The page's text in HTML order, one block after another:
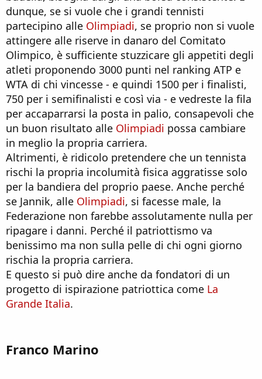
dunque, se si vuole che i grandi tennisti
partecipino alle Olimpiadi, se proprio non si vuole
attingere alle riserve in danaro del Comitato
Olimpico, è sufficiente stuzzicare gli appetiti degli
atleti proponendo 3000 punti nel ranking ATP e
WTA di chi vincesse - e quindi 1500 per i finalisti,
750 per i semifinalisti e così via - e vedreste la fila
per accaparrarsi la posta in palio, consapevoli che
un buon risultato alle Olimpiadi possa cambiare
in meglio la propria carriera.
Altrimenti, è ridicolo pretendere che un tennista
rischi la propria incolumità fisica aggratisse solo
per la bandiera del proprio paese. Anche perché
se Jannik, alle Olimpiadi, si facesse male, la
Federazione non farebbe assolutamente nulla per
ripagare i danni. Perché il patriottismo va
benissimo ma non sulla pelle di chi ogni giorno
rischia la propria carriera.
E questo si può dire anche da fondatori di un
progetto di ispirazione patriottica come La
Grande Italia.
Franco Marino